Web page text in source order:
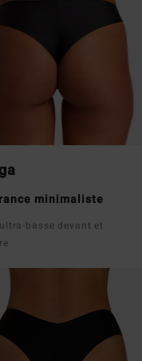
minimaliste
basse devant et